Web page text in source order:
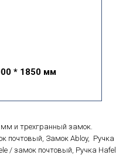
* 1850 мм
мм и трехгранный замок.
почтовый, Замок Abloy, Ручка
/ замок почтовый, Ручка